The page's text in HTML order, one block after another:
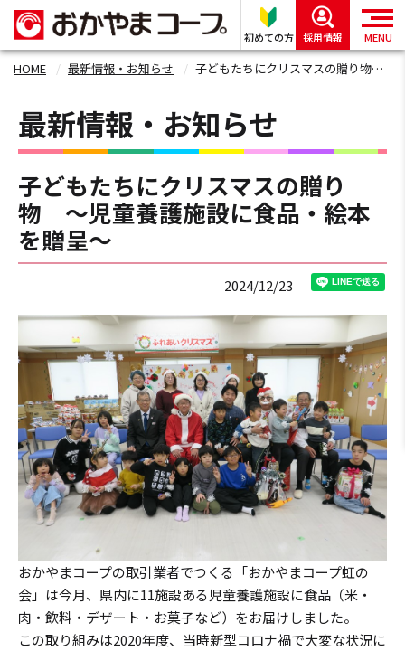
初めての方 採用情報 MENU
HOME 最新情報・お知らせ 子どもたちにクリスマスの贈り物 ～児童養護施設に食品・絵本を贈呈～
最新情報・お知らせ
子どもたちにクリスマスの贈り
物 ～児童養護施設に食品・絵本
を贈呈～
2024/12/23
おかやまコープの取引業者でつくる「おかやまコープ虹の
会」は今月、県内に11施設ある児童養護施設に食品（米・
肉・飲料・デザート・お菓子など）をお届けしました。
この取り組みは2020年度、当時新型コロナ禍で大変な状況に